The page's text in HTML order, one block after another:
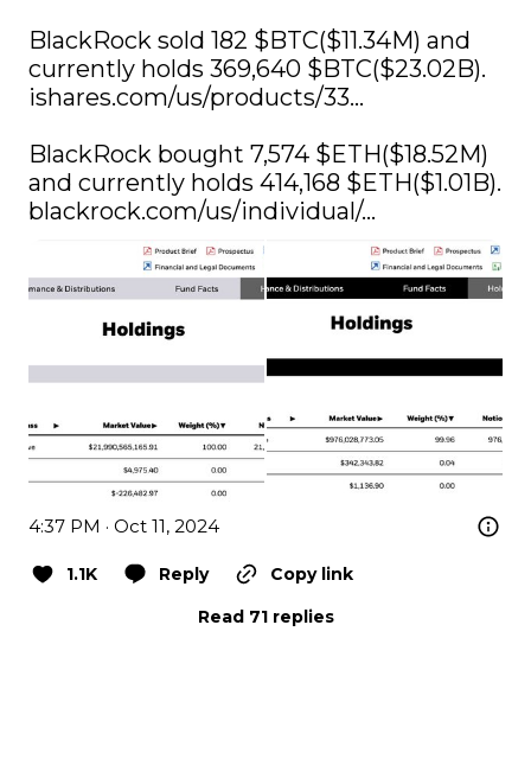
BlackRock sold 182 $BTC($11.34M) and
currently holds 369,640 $BTC
ishares.com/us/products/33…
BlackRock bought 7,574 $ETH($18.52M)
and currently holds 414,168 $ETH
blackrock.com/us/individual/…
4:37 PM · Oct 11, 2024
1.1K Reply
Copy link
Read 71 replies